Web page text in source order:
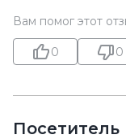
Вам помог этот
0 0
Посетитель